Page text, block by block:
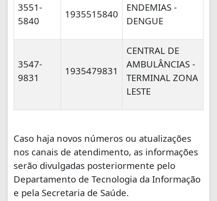
3551-
5840
1935515840
ENDEMIAS -
DENGUE
3547-
9831
1935479831
CENTRAL DE
AMBULÂNCIAS -
TERMINAL ZONA
LESTE
Caso haja novos números ou atualizações
nos canais de atendimento, as informações
serão divulgadas posteriormente pelo
Departamento de Tecnologia da Informação
e pela Secretaria de Saúde.